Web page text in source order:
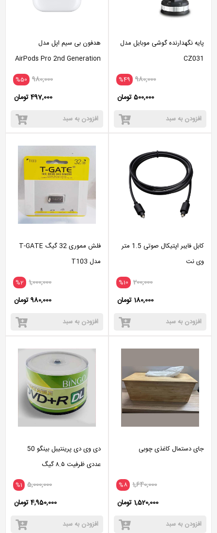
پایه نگهدارنده گوشی موبایل مدل
CZ031
%49 980,000
500,000 تومان
افزودن به سبد
هدفون بی سیم اپل مدل
AirPods Pro 2nd Generation
%50 980,000
497,000 تومان
افزودن به سبد
کابل فایبر اپتیکال صوتی 1.5 متر
وی نت
%10 200,000
180,000 تومان
افزودن به سبد
فلش مموری 32 گیگ T-GATE
مدل T103
%2 1,000,000
980,000 تومان
افزودن به سبد
جای دستمال کاغذی چوبی
%8 1,640,000
1,520,000 تومان
افزودن به سبد
دی وی دی پرینتیبل بینگو 50
عددی ظرفیت ۸.۵ گیگ
%1 5,000,000
4,950,000 تومان
افزودن به سبد